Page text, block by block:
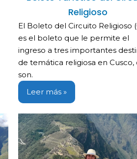
Religioso
El Boleto del Circuito Religioso
es el boleto que le permite el
ingreso a tres importantes
de temática religiosa en Cusco,
son.
Leer más »